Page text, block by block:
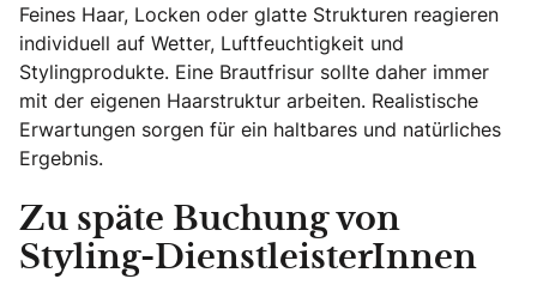
Feines Haar, Locken oder glatte Strukturen reagieren
individuell auf Wetter, Luftfeuchtigkeit und
Stylingprodukte. Eine Brautfrisur sollte daher immer
mit der eigenen Haarstruktur arbeiten. Realistische
Erwartungen sorgen für ein haltbares und natürliches
Ergebnis.
Zu späte Buchung von
Styling-DienstleisterInnen